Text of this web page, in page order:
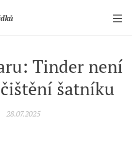
Tinder není
šatníku
28.07.2025